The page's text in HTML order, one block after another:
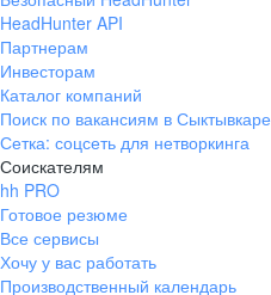
HeadHunter API
Партнерам
Инвесторам
Каталог компаний
Поиск по вакансиям в Сыктывкаре
Сетка: соцсеть для нетворкинга
Соискателям
hh PRO
Готовое резюме
Все сервисы
Хочу у вас работать
Производственный календарь